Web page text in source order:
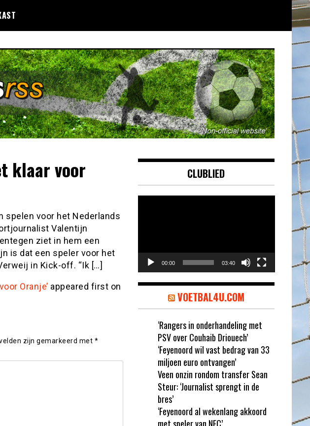
klaar voor
spelen voor het Nederlands
Valentijn
ziet in hem een
is dat een speler voor het
in Kick-off. “Ik […]
Oranje’ appeared first on
zijn gemarkeerd met *
CLUBLIED
00:00 03:40
VOETBAL4U.COM
‘Rangers in onderhandeling met
PSV over Couhaib Driouech’
‘Feyenoord wil vast bedrag van 33
miljoen euro ontvangen’
Veen onzin rondom transfer Sean
Steur: ‘Journalist sprengt in de
bres’
‘Feyenoord al wekenlang akkoord